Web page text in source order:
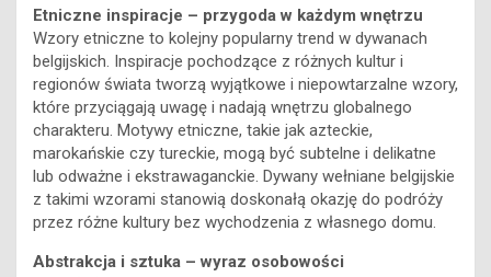
idealnie komponując się z meblami o prostych kształtach.
Etniczne inspiracje – przygoda w każdym wnętrzu
Wzory etniczne to kolejny popularny trend w dywanach
belgijskich. Inspiracje pochodzące z różnych kultur i
regionów świata tworzą wyjątkowe i niepowtarzalne wzory,
które przyciągają uwagę i nadają wnętrzu globalnego
charakteru. Motywy etniczne, takie jak azteckie,
marokańskie czy tureckie, mogą być subtelne i delikatne
lub odważne i ekstrawaganckie. Dywany wełniane belgijskie
z takimi wzorami stanowią doskonałą okazję do podróży
przez różne kultury bez wychodzenia z własnego domu.